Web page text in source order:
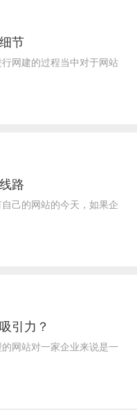
节
网建的过程当中对于网站
路
己的网站的今天，如果企
引力？
网站对一家企业来说是一